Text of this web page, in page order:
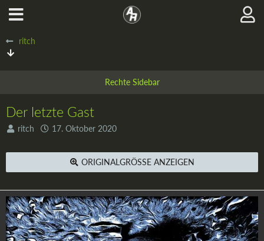
ritch
Der letzte Gast
ritch 17. Oktober 2020
ORIGINALGRÖSSE ANZEIGEN